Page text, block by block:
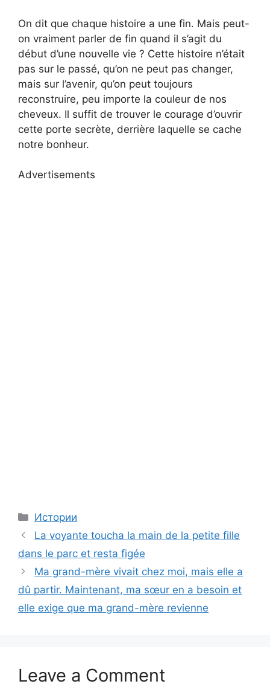
On dit que chaque histoire a une fin. Mais peut-
on vraiment parler de fin quand il s’agit du
début d’une nouvelle vie ? Cette histoire n’était
pas sur le passé, qu’on ne peut pas changer,
mais sur l’avenir, qu’on peut toujours
reconstruire, peu importe la couleur de nos
cheveux. Il suffit de trouver le courage d’ouvrir
cette porte secrète, derrière laquelle se cache
notre bonheur.
Advertisements
Categories
Истории
La voyante toucha la main de la petite fille
dans le parc et resta figée
Ma grand-mère vivait chez moi, mais elle a
dû partir. Maintenant, ma sœur en a besoin et
elle exige que ma grand-mère revienne
Leave a Comment